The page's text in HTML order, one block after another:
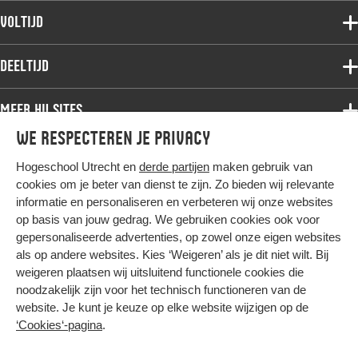
We respecteren je privacy
Hogeschool Utrecht en derde partijen maken gebruik van
cookies om je beter van dienst te zijn. Zo bieden wij relevante
informatie en personaliseren en verbeteren wij onze websites
op basis van jouw gedrag. We gebruiken cookies ook voor
gepersonaliseerde advertenties, op zowel onze eigen websites
als op andere websites. Kies ‘Weigeren’ als je dit niet wilt. Bij
weigeren plaatsen wij uitsluitend functionele cookies die
noodzakelijk zijn voor het technisch functioneren van de
website. Je kunt je keuze op elke website wijzigen op de
‘Cookies‘-pagina.
Voltijdopleidingen
Deeltijdopleidingen
Onderzoek
Werken bij de HU
Contact
Voltijd
Associate degree
Bachelor
Master
Studiekeuze voltijd
Deeltijd
Associate degree
Bachelor
Master
Post-master
Studiekeuze deeltijd
Meer HU sites
HU International
HU Bibliotheek
HU Ontwikkelt
Duurzame HU
Intranet
Trajectum
Hier komt alles samen
Colofon
Privacy
Cookies